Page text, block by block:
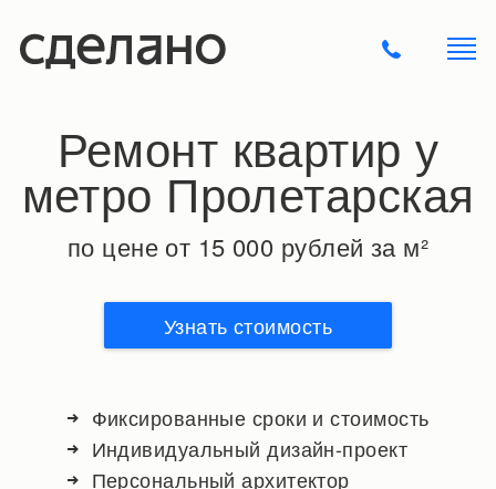
Ремонт квартир у
метро Пролетарская
по цене от 15 000 рублей за м²
Узнать стоимость
Фиксированные сроки и стоимость
Индивидуальный дизайн-проект
Персональный архитектор